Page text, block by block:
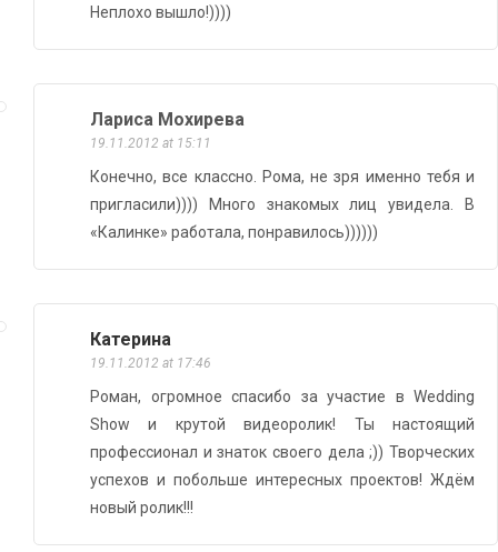
Неплохо вышло!))))
Лариса Мохирева
19.11.2012 at 15:11
Конечно, все классно. Рома, не зря именно тебя и
пригласили)))) Много знакомых лиц увидела. В
«Калинке» работала, понравилось))))))
Катерина
19.11.2012 at 17:46
Роман, огромное спасибо за участие в Wedding
Show и крутой видеоролик! Ты настоящий
профессионал и знаток своего дела ;)) Творческих
успехов и побольше интересных проектов! Ждём
новый ролик!!!